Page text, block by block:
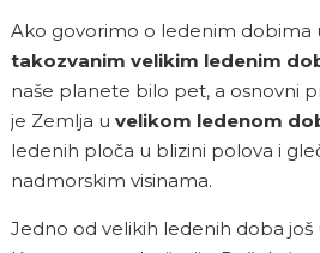
Ako govorimo o ledenim dobima
takozvanim velikim ledenim
naše planete bilo pet, a osnovni
je Zemlja u velikom ledenom
ledenih ploča u blizini polova i
nadmorskim visinama.
Jedno od velikih ledenih doba još